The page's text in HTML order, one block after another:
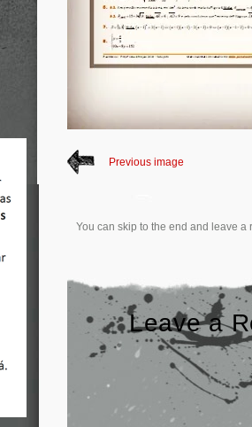
Previous image
You can skip to the end and leave
Leave a